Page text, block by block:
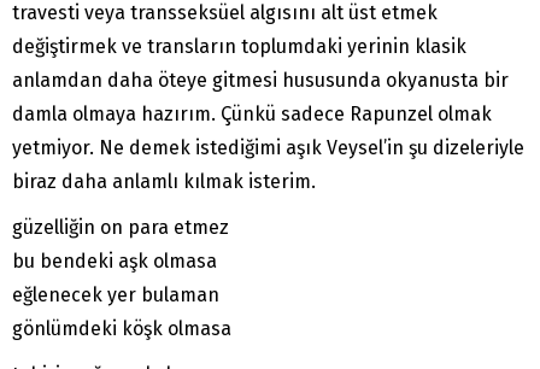
travesti veya transseksüel algısını alt üst etmek
değiştirmek ve transların toplumdaki yerinin klasik
anlamdan daha öteye gitmesi hususunda okyanusta bir
damla olmaya hazırım. Çünkü sadece Rapunzel olmak
yetmiyor. Ne demek istediğimi aşık Veysel’in şu dizeleriyle
biraz daha anlamlı kılmak isterim.
güzelliğin on para etmez
bu bendeki aşk olmasa
eğlenecek yer bulaman
gönlümdeki köşk olmasa